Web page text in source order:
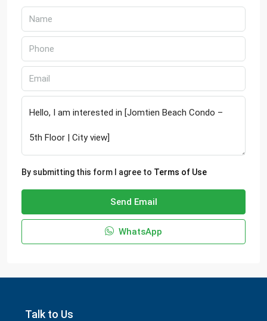
By submitting this form I agree to Terms of Use
Send Email
WhatsApp
Talk to Us